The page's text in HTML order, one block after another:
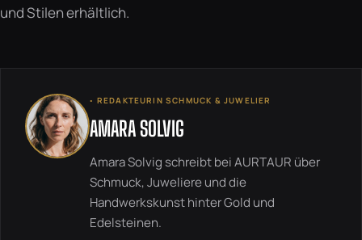
und Stilen erhältlich.
◦ REDAKTEURIN SCHMUCK & JUWELIER
AMARA SOLVIG
Amara Solvig schreibt bei AURTAUR über
Schmuck, Juweliere und die
Handwerkskunst hinter Gold und
Edelsteinen.